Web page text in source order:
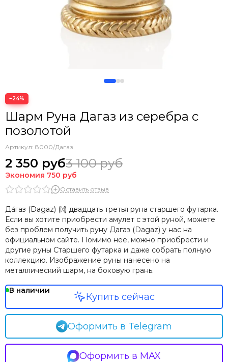
Нумерология: магия чисел
Сакральная геометрия
−24%
Шарм Руна Дагаз из серебра с
позолотой
Артикул: 8000/Дагаз
2 350 руб3 100 руб
Экономия 750 руб
Оставить отзыв
Да́газ (Dagaz) (ᛞ) двадцать третья руна старшего футарка.
Если вы хотите приобрести амулет с этой руной, можете
без проблем получить руну Дагаз (Dagaz) у нас на
официальном сайте. Помимо нее, можно приобрести и
другие руны Старшего футарка и даже собрать полную
коллекцию. Изображение руны нанесено на
металлический шарм, на боковую грань.
В наличии
Оформить в Telegram
Оформить в MAX
Купить сейчас